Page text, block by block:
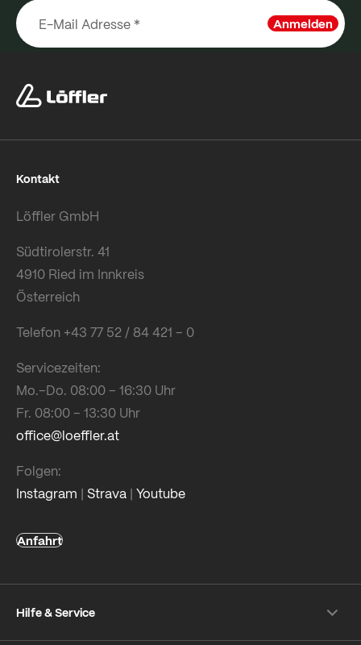
Anmelden
Kontakt
Löffler GmbH
Südtirolerstr. 41
4910 Ried im Innkreis
Österreich
Telefon +43 77 52 / 84 421 – 0
Servicezeiten:
Mo.–Do. 08:00 – 16:30 Uhr
Fr. 08:00 – 13:30 Uhr
office@loeffler.at
Folgen:
Instagram | Strava | Youtube
Anfahrt
Hilfe & Service